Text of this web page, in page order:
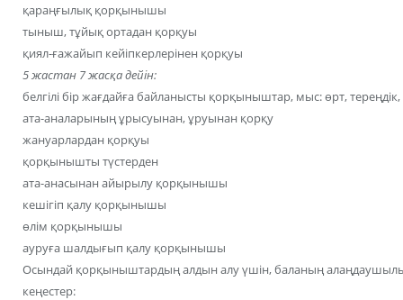
қараңғылық қорқынышы
тыныш, тұйық ортадан қорқуы
қиял-ғажайып кейіпкерлерінен қорқуы
5 жастан 7 жасқа дейін:
белгілі бір жағдайға байланысты қорқыныштар, мыс: өрт, тереңдік,
ата-аналарының ұрысуынан, ұруынан қорқу
жануарлардан қорқуы
қорқынышты түстерден
ата-анасынан айырылу қорқынышы
кешігіп қалу қорқынышы
өлім қорқынышы
ауруға шалдығып қалу қорқынышы
Осындай қорқыныштардың алдын алу үшін, баланың
кеңестер: